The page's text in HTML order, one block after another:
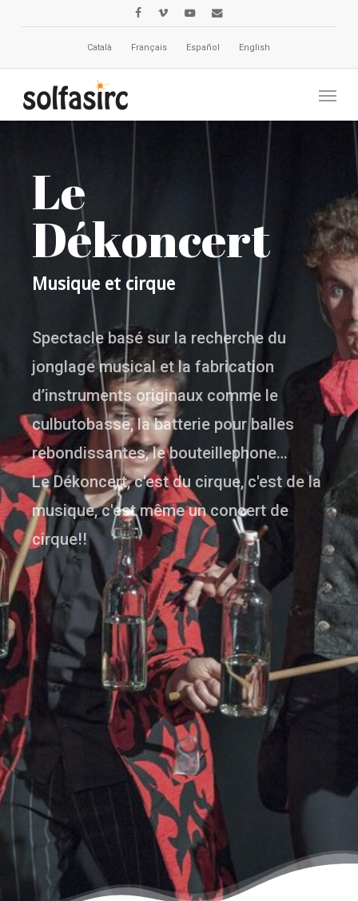
facebookvimeoyoutubeemail
Català Français Español English
Le
Dékoncert
Musique et cirque
Spectacle basé sur la recherche du
jonglage musical et la fabrication
d’instruments originaux comme le
culbutobasse, la batterie pour balles
rebondissantes, le bouteillephone…
Le Dékoncert, c'est du cirque, c'est de la
musique, c'est même un concert de
cirque!!